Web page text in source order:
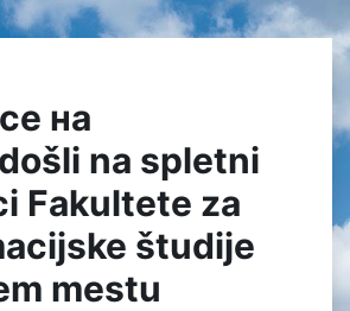
на
na spletni
Fakultete za
študije
mestu